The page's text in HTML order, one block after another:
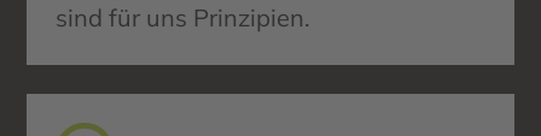
sind für uns Prinzipien.